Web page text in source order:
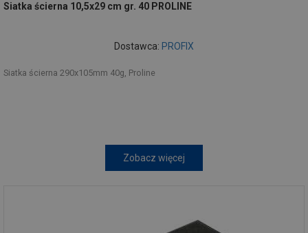
Siatka ścierna 10,5x29 cm gr. 40 PROLINE
Dostawca: PROFIX
Siatka ścierna 290x105mm 40g, Proline
Zobacz więcej